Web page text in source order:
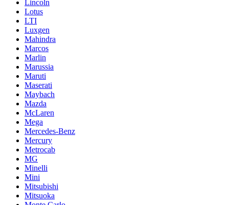
Lincoln
Lotus
LTI
Luxgen
Mahindra
Marcos
Marlin
Marussia
Maruti
Maserati
Maybach
Mazda
McLaren
Mega
Mercedes-Benz
Mercury
Metrocab
MG
Minelli
Mini
Mitsubishi
Mitsuoka